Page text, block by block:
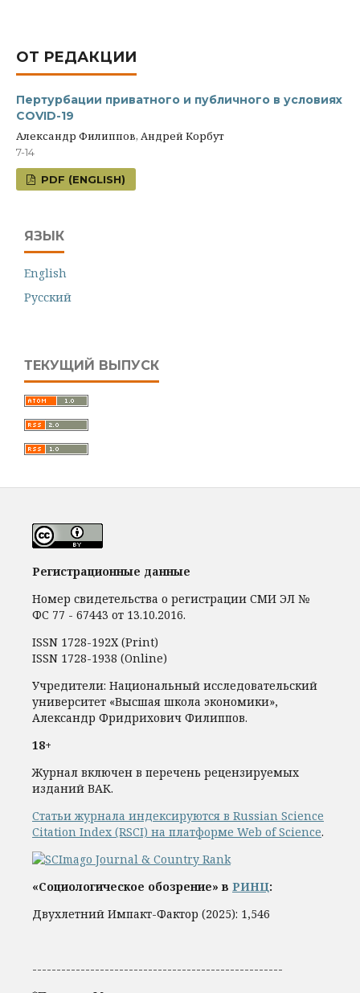
ОТ РЕДАКЦИИ
Пертурбации приватного и публичного в условиях
COVID-19
Александр Филиппов, Андрей Корбут
7-14
PDF (ENGLISH)
ЯЗЫК
English
Русский
ТЕКУЩИЙ ВЫПУСК
Регистрационные данные
Номер свидетельства о регистрации СМИ ЭЛ №
ФС 77 - 67443 от 13.10.2016.
ISSN 1728-192Х (Print)
ISSN 1728-1938 (Online)
Учредители: Национальный исследовательский
университет «Высшая школа экономики»,
Александр Фридрихович Филиппов.
18+
Журнал включен в перечень рецензируемых
изданий ВАК.
Статьи журнала индексируются в Russian Science
Citation Index (RSCI) на платформе Web of Science.
«Социологическое обозрение» в РИНЦ:
Двухлетний Импакт-Фактор (2025): 1,546
----------------------------------------------------